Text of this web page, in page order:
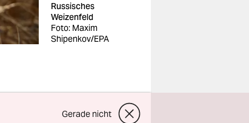
Russisches
Weizenfeld
Foto: Maxim
Shipenkov/EPA
Gerade nicht